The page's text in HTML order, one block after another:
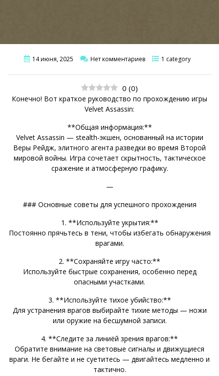
14 июня, 2025 Нет комментариев 1 category
0 (0)
Конечно! Вот краткое руководство по прохождению игры
Velvet Assassin:
**Общая информация:**
Velvet Assassin — stealth-экшен, основанный на истории
Веры Рейдж, элитного агента разведки во время Второй
мировой войны. Игра сочетает скрытность, тактическое
сражение и атмосферную графику.
—
### Основные советы для успешного прохождения
1. **Используйте укрытия:**
Постоянно прячьтесь в тени, чтобы избегать обнаружения
врагами.
2. **Сохраняйте игру часто:**
Используйте быстрые сохранения, особенно перед
опасными участками.
3. **Используйте тихое убийство:**
Для устранения врагов выбирайте тихие методы — ножи
или оружие на бесшумной записи.
4. **Следите за линиёй зрения врагов:**
Обратите внимание на световые сигналы и движущиеся
враги. Не бегайте и не суетитесь — двигайтесь медленно и
тактично.